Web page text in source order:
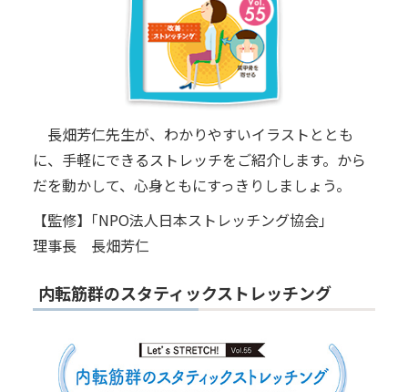
長畑芳仁先生が、わかりやすいイラストととも
に、手軽にできるストレッチをご紹介します。から
だを動かして、心身ともにすっきりしましょう。
【監修】｢NPO法人日本ストレッチング協会｣
理事長 長畑芳仁
内転筋群のスタティックストレッチング